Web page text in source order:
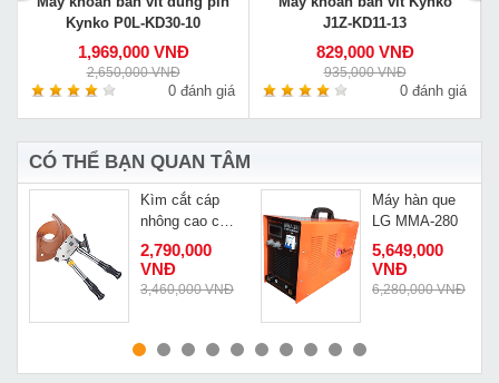
Kynko P0L-KD30-10
1,969,000 VNĐ
2,650,000 VNĐ
0 đánh giá
J1Z-KD11-13
829,000 VNĐ
935,000 VNĐ
0 đánh giá
CÓ THỂ BẠN QUAN TÂM
MUA NGAY
Kìm cắt cáp
nhông cao cấp
Changyou J95
2,790,000
VNĐ
3,460,000 VNĐ
MUA NGAY
Máy hàn que
LG MMA-280
5,649,000
VNĐ
6,280,000 VNĐ